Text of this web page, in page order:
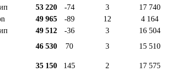
53 220 -74 3 17 740
49 965 -89 12 4 164
49 512 -36 3 16 504
46 530 70 3 15 510
35 150 145 2 17 575